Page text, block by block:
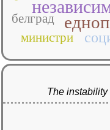
белград
министри
The